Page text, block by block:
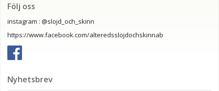
Följ oss
instagram : @slojd_och_skinn
https://www.facebook.com/alteredsslojdochskinnab
Nyhetsbrev